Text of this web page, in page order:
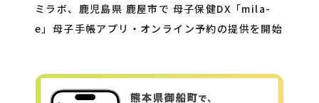
ミラボ、鹿児島県 鹿屋市で 母子保健DX「mila-
e」母子手帳アプリ・オンライン予約の提供を開始